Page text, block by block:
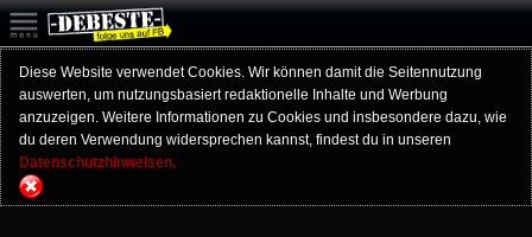
Diese Website verwendet Cookies. Wir können damit die Seitennutzung
auswerten, um nutzungsbasiert redaktionelle Inhalte und Werbung
anzuzeigen. Weitere Informationen zu Cookies und insbesondere dazu, wie
du deren Verwendung widersprechen kannst, findest du in unseren
Datenschutzhinweisen.